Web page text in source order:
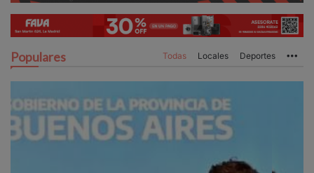
Populares Todas Locales Deportes